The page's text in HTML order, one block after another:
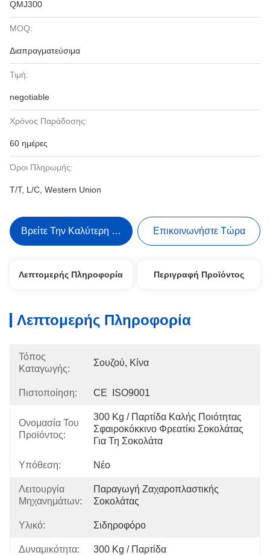
QMJ300
MOQ:
Διαπραγματεύσιμα
Τιμή:
negotiable
Χρόνος Παράδοσης:
60 ημέρες
Όροι Πληρωμής:
T/T, L/C, Western Union
Βρείτε Την Καλύτερη Τιμή Επικοινωνήστε Τώρα
Λεπτομερής Πληροφορία Περιγραφή Προϊόντος
Λεπτομερής Πληροφορία
Τόπος
Καταγωγής:
Σουζού, Κίνα
Πιστοποίηση: CE  ISO9001
Ονομασία Του
Προϊόντος:
300 Kg / Παρτίδα Καλής Ποιότητας
Σφαιροκόκκινο Φρεατίκι Σοκολάτας
Για Τη Σοκολάτα
Υπόθεση: Νέο
Λειτουργία
Μηχανημάτων:
Παραγωγή Ζαχαροπλαστικής
Σοκολάτας
Υλικό: Σιδηροφόρο
Δυναμικότητα: 300 Kg / Παρτίδα